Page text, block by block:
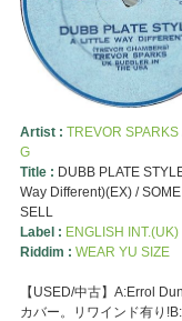
Artist : TREVOR SPARKS
G
Title : DUBB PLATE
Way Different)(EX) / SOME
SELL
Label : ENGLISH INT.(UK)
Riddim : WEAR YU SIZE
【USED/中古】A:Errol
カバー。リワインド有り